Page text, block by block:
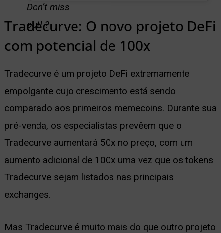
Don’t miss
out! ?
Tradecurve: O novo projeto DeFi
com potencial de 100x
Tradecurve é um projeto DeFi extremamente
empolgante cujo crescimento está sendo
comparado aos primeiros memecoins. Durante sua
pré-venda, os especialistas prevêem que o
Tradecurve aumentará 50x no preço, com um
aumento adicional de 100x uma vez que os tokens
Tradecurve sejam listados nas principais
exchanges.
Mas Tradecurve é muito mais do que outro projeto